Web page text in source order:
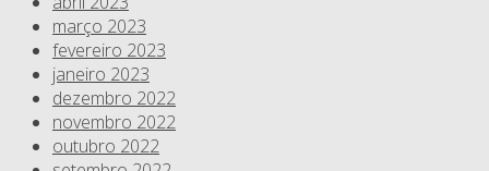
março 2023
fevereiro 2023
janeiro 2023
dezembro 2022
novembro 2022
outubro 2022